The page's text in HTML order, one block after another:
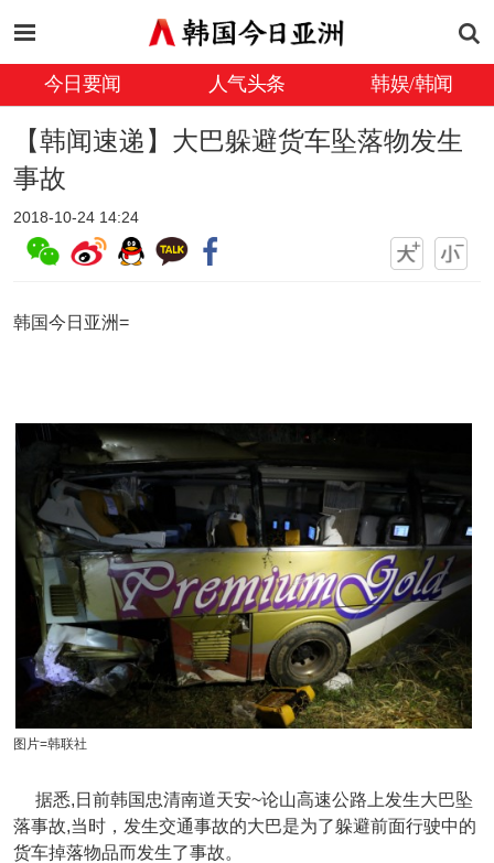
今日要闻 人气头条 韩娱/韩闻
【韩闻速递】大巴躲避货车坠落物发生
事故
2018-10-24 14:24
韩国今日亚洲=
图片=韩联社
据悉,日前韩国忠清南道天安~论山高速公路上发生大巴坠
落事故,当时，发生交通事故的大巴是为了躲避前面行驶中的
货车掉落物品而发生了事故。